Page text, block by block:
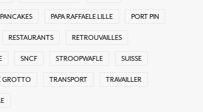
PANCAKES PAPA RAFFAELE LILLE PORT PIN
RESTAURANTS RETROUVAILLES
SNCF STROOPWAFLE SUISSE
GROTTO TRANSPORT TRAVAILLER